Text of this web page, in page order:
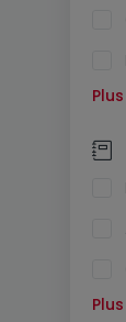
Plus
Plus